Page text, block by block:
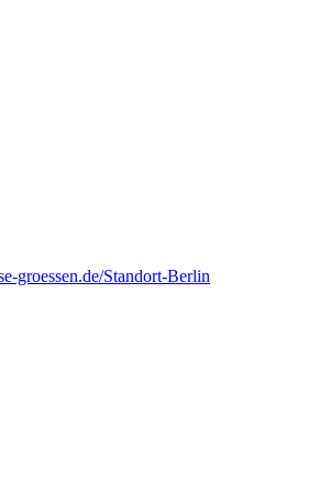
groessen.de/Standort-Berlin